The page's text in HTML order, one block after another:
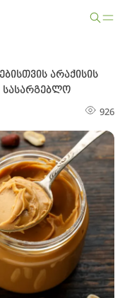
არაქისის
სასარგებლო
926